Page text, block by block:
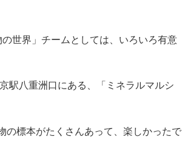
世界」チームとしては、いろいろ有意
駅八重洲口にある、「ミネラルマルシ
標本がたくさんあって、楽しかったで